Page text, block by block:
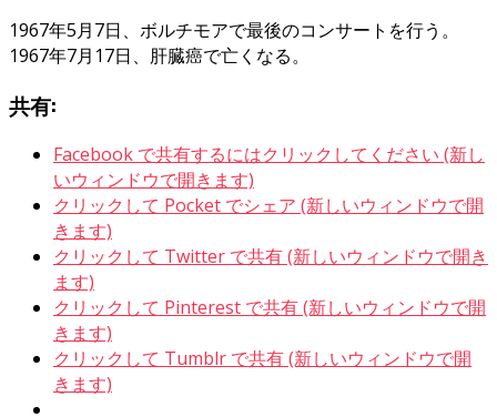
1967年5月7日、ボルチモアで最後のコンサートを行う。
1967年7月17日、肝臓癌で亡くなる。
共有:
Facebook で共有するにはクリックしてください (新し
いウィンドウで開きます)
クリックして Pocket でシェア (新しいウィンドウで開
きます)
クリックして Twitter で共有 (新しいウィンドウで開き
ます)
クリックして Pinterest で共有 (新しいウィンドウで開
きます)
クリックして Tumblr で共有 (新しいウィンドウで開
きます)